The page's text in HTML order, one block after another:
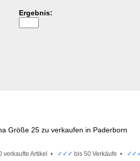
Ergebnis:
verkaufte Artikel • ✓✓✓ bis 50 Verkäufe •